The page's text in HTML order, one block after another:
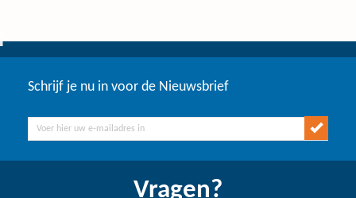
Schrijf je nu in voor de Nieuwsbrief
Vragen?